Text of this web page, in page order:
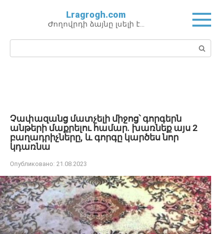
Lragrogh.com
Ժողովրդի ձայնը լսելի է…
Поиск:
Չափազանց մատչելի միջոց՝ գորգերն
անթերի մաքրելու համար. խառնեք այս 2
բաղադրիչները, և գորգը կարծես նոր
կդառնա
Опубликовано: 21.08.2023